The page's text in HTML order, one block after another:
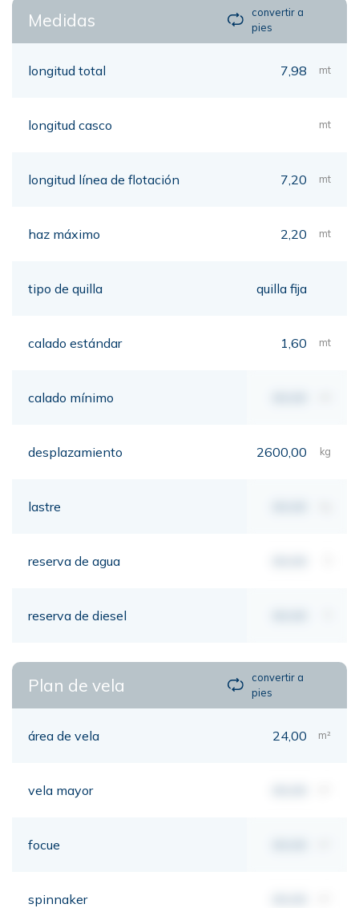
Medidas
convertir a
pies
longitud total 7,98 mt
longitud casco mt
longitud línea de flotación 7,20 mt
haz máximo 2,20 mt
tipo de quilla quilla fija
calado estándar 1,60 mt
calado mínimo
desplazamiento 2600,00 kg
lastre
reserva de agua
reserva de diesel
Plan de vela
convertir a
pies
área de vela 24,00 m²
vela mayor
focue
spinnaker